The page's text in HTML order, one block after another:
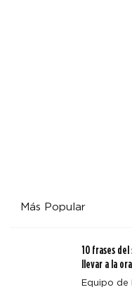
Más Popular
10 frases
llevar a la
Equipo de